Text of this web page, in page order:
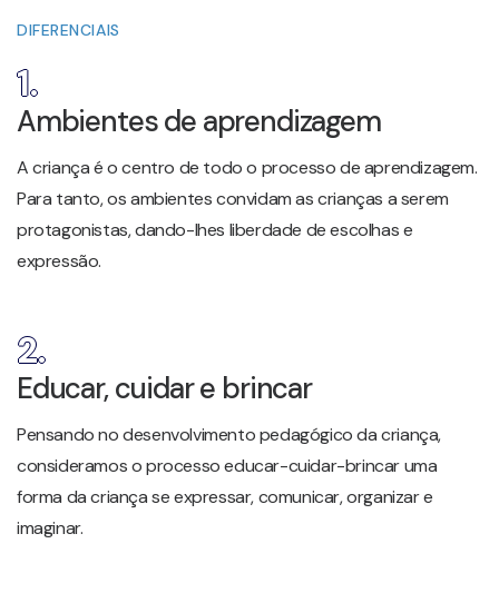
DIFERENCIAIS
1.
Ambientes de aprendizagem
A criança é o centro de todo o processo de aprendizagem.
Para tanto, os ambientes convidam as crianças a serem
protagonistas, dando-lhes liberdade de escolhas e
expressão.
2.
Educar, cuidar e brincar
Pensando no desenvolvimento pedagógico da criança,
consideramos o processo educar-cuidar-brincar uma
forma da criança se expressar, comunicar, organizar e
imaginar.